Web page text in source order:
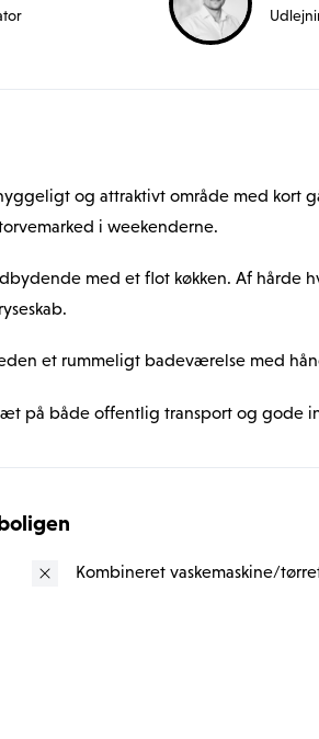
og attraktivt område med kort
i weekenderne.
med et flot køkken. Af hårde
et rummeligt badeværelse med
på både offentlig transport og gode
gårdmiljø samt adgang til fælles
Kombineret vaskemaskine/